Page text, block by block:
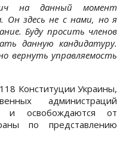
на данный момент
Он здесь не с нами, но я
Буду просить членов
данную кандидатуру.
вернуть управляемость
Конституции Украины,
администраций
и освобождаются от
по представлению